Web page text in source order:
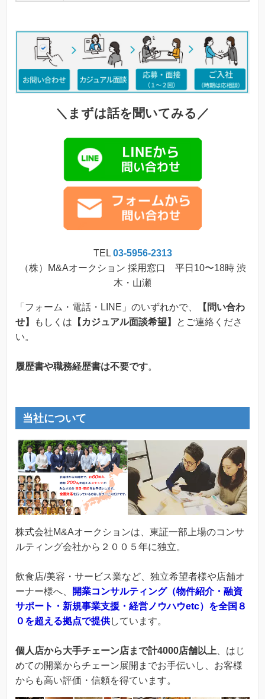
＼まずは話を聞いてみる／
TEL 03-5956-2313
（株）M&Aオークション 採用窓口 平日10〜18時 渋
木・山瀬
「フォーム・電話・LINE」のいずれかで、
【問い合わ
せ】
もしくは 【カジュアル面談希望】
とご連絡くださ
い。
履歴書や職務経歴書は不要です。
当社について
株式会社M&Aオークションは、東証一部上場のコンサ
ルティング会社から２００５年に独立。
飲食店/美容・サービス業など、独立希望者様や店舗オ
ーナー様へ、
開業コンサルティング（物件紹介・融資
サポート・新規事業支援・経営ノウハウetc）を全国８
０を超える拠点で提供しています。
個人店から大手チェーン店まで計4000店舗以上 、はじ
めての開業からチェーン展開までお手伝いし、お客様
からも高い評価・信頼を得ています。